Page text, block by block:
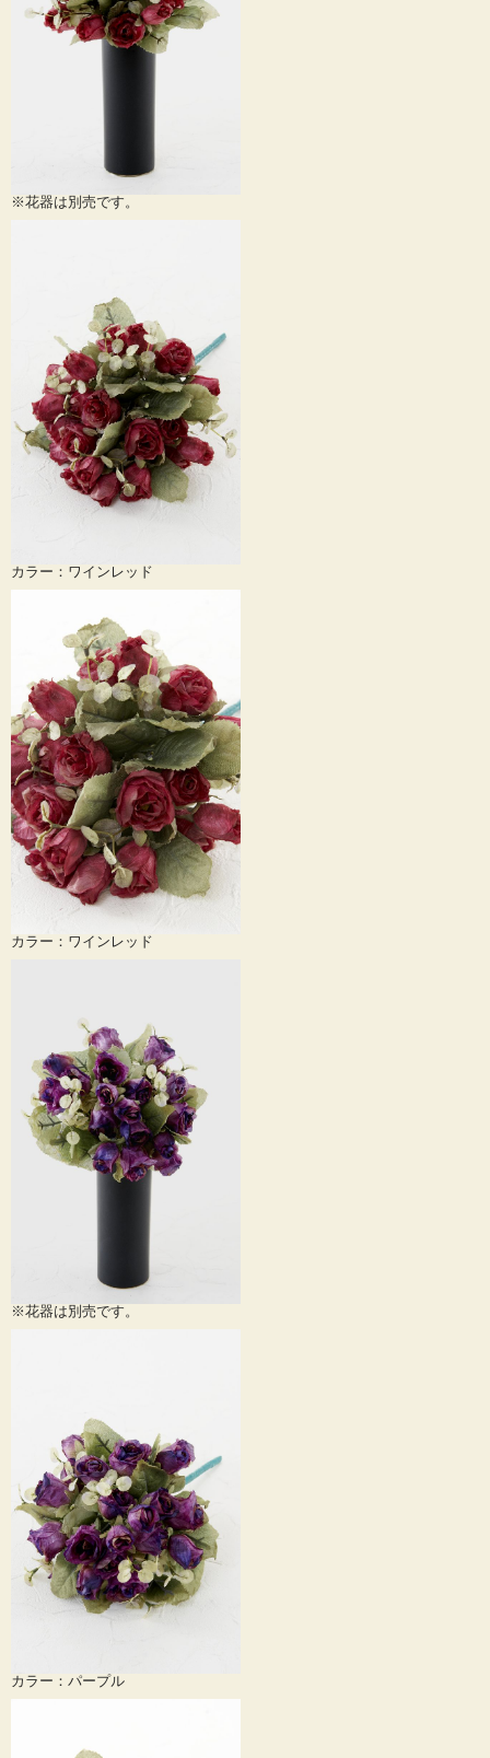
含まれません。
別売にてご用意しておりますので必要なお客さまは別途ご注文下さい。
※SALE・ご奉仕価格のため返品交換はできませんので予めご了承ください。
※花器は別売です。
カラー：ワインレッド
カラー：ワインレッド
※花器は別売です。
カラー：パープル